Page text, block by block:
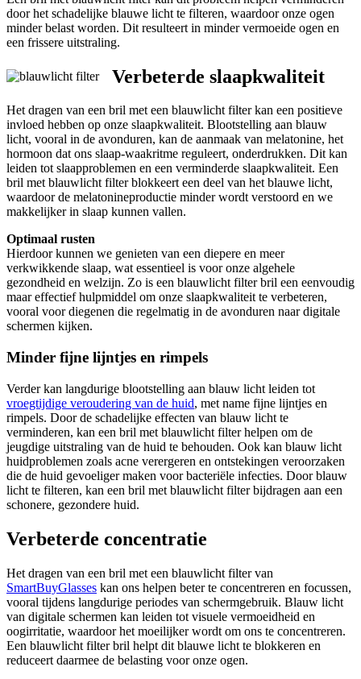
door het schadelijke blauwe licht te filteren, waardoor onze ogen
minder belast worden. Dit resulteert in minder vermoeide ogen en
een frissere uitstraling.
Verbeterde slaapkwaliteit
Het dragen van een bril met een blauwlicht filter kan een positieve
invloed hebben op onze slaapkwaliteit. Blootstelling aan blauw
licht, vooral in de avonduren, kan de aanmaak van melatonine, het
hormoon dat ons slaap-waakritme reguleert, onderdrukken. Dit kan
leiden tot slaapproblemen en een verminderde slaapkwaliteit. Een
bril met blauwlicht filter blokkeert een deel van het blauwe licht,
waardoor de melatonineproductie minder wordt verstoord en we
makkelijker in slaap kunnen vallen.
Optimaal rusten
Hierdoor kunnen we genieten van een diepere en meer
verkwikkende slaap, wat essentieel is voor onze algehele
gezondheid en welzijn. Zo is een blauwlicht filter bril een eenvoudig
maar effectief hulpmiddel om onze slaapkwaliteit te verbeteren,
vooral voor diegenen die regelmatig in de avonduren naar digitale
schermen kijken.
Minder fijne lijntjes en rimpels
Verder kan langdurige blootstelling aan blauw licht leiden tot
vroegtijdige veroudering van de huid, met name fijne lijntjes en
rimpels. Door de schadelijke effecten van blauw licht te
verminderen, kan een bril met blauwlicht filter helpen om de
jeugdige uitstraling van de huid te behouden. Ook kan blauw licht
huidproblemen zoals acne verergeren en ontstekingen veroorzaken
die de huid gevoeliger maken voor bacteriële infecties. Door blauw
licht te filteren, kan een bril met blauwlicht filter bijdragen aan een
schonere, gezondere huid.
Verbeterde concentratie
Het dragen van een bril met een blauwlicht filter van
SmartBuyGlasses kan ons helpen beter te concentreren en focussen,
vooral tijdens langdurige periodes van schermgebruik. Blauw licht
van digitale schermen kan leiden tot visuele vermoeidheid en
oogirritatie, waardoor het moeilijker wordt om ons te concentreren.
Een blauwlicht filter bril helpt dit blauwe licht te blokkeren en
reduceert daarmee de belasting voor onze ogen.